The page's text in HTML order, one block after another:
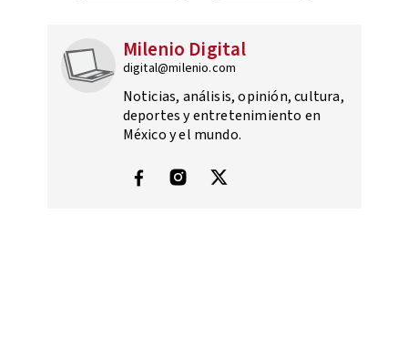
Milenio Digital
digital@milenio.com
Noticias, análisis, opinión, cultura,
deportes y entretenimiento en
México y el mundo.